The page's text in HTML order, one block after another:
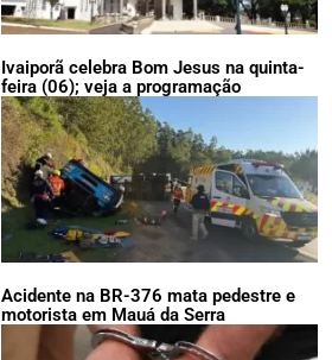
Ivaiporã celebra Bom Jesus na quinta-
feira (06); veja a programação
Acidente na BR-376 mata pedestre e
motorista em Mauá da Serra